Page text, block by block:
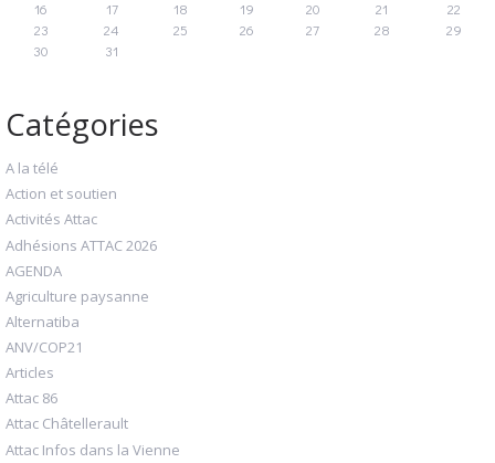
16 17 18 19 20 21
22
23
24 25 26 27 28
29
30
31
Catégories
A la télé
Action et soutien
Activités Attac
Adhésions ATTAC 2026
AGENDA
Agriculture paysanne
Alternatiba
ANV/COP21
Articles
Attac 86
Attac Châtellerault
Attac Infos dans la Vienne